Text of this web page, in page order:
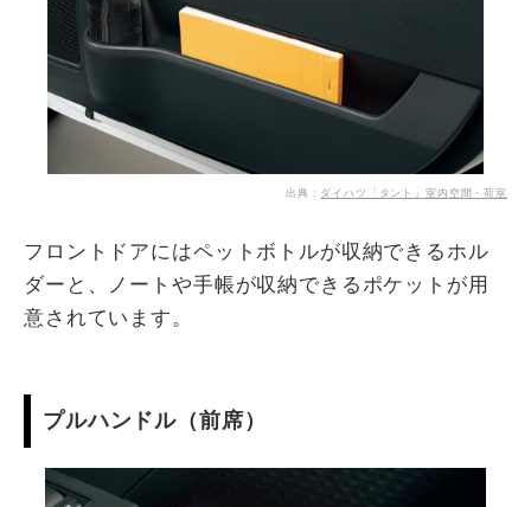
出典： ダイハツ「タント」室内空間・荷室
フロントドアにはペットボトルが収納できるホル
ダーと、ノートや手帳が収納できるポケットが用
意されています。
プルハンドル（前席）